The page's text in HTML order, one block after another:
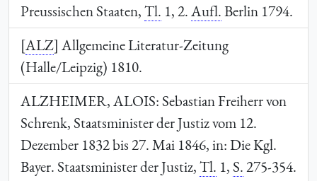
Preussischen Staaten,Tl. 1, 2.Aufl.Berlin 1794.
[ALZ] Allgemeine Literatur-Zeitung
(Halle/Leipzig) 1810.
ALZHEIMER, ALOIS: Sebastian Freiherr von
Schrenk, Staatsminister der Justiz vom 12.
Dezember 1832 bis 27. Mai 1846, in: Die Kgl.
Bayer. Staatsminister der Justiz,Tl. 1,S.275-354.